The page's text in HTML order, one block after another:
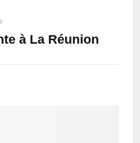
à La Réunion